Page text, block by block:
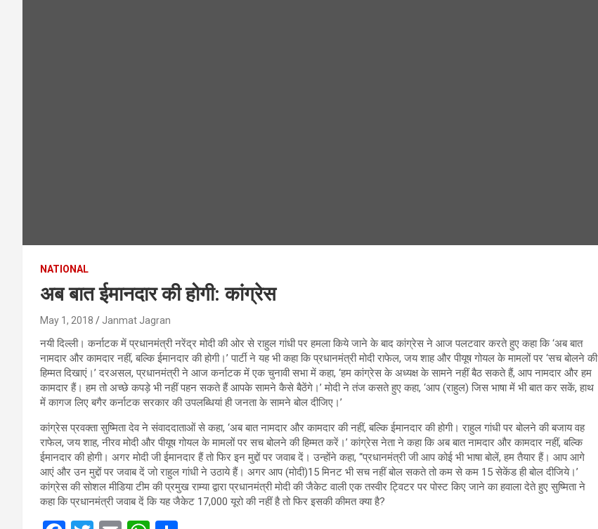
NATIONAL
अब बात ईमानदार की होगी: कांग्रेस
May 1, 2018 Janmat Jagran
नयी दिल्ली। कर्नाटक में प्रधानमंत्री नरेंद्र मोदी की ओर से राहुल गांधी पर हमला किये जाने के बाद कांग्रेस ने आज पलटवार करते हुए कहा कि ‘अब बात
नामदार और कामदार नहीं, बल्कि ईमानदार की होगी।’ पार्टी ने यह भी कहा कि प्रधानमंत्री मोदी राफेल, जय शाह और पीयूष गोयल के मामलों पर ‘सच बोलने की
हिम्मत दिखाएं।’ दरअसल, प्रधानमंत्री ने आज कर्नाटक में एक चुनावी सभा में कहा, ‘हम कांग्रेस के अध्यक्ष के सामने नहीं बैठ सकते हैं, आप नामदार और हम
कामदार हैं। हम तो अच्छे कपड़े भी नहीं पहन सकते हैं आपके सामने कैसे बैठेंगे।’ मोदी ने तंज कसते हुए कहा, ‘आप (राहुल) जिस भाषा में भी बात कर सकें, हाथ
में कागज लिए बगैर कर्नाटक सरकार की उपलब्धियां ही जनता के सामने बोल दीजिए।’
कांग्रेस प्रवक्ता सुष्मिता देव ने संवाददाताओं से कहा, ‘अब बात नामदार और कामदार की नहीं, बल्कि ईमानदार की होगी। राहुल गांधी पर बोलने की बजाय वह
राफेल, जय शाह, नीरव मोदी और पीयूष गोयल के मामलों पर सच बोलने की हिम्मत करें।’ कांग्रेस नेता ने कहा कि अब बात नामदार और कामदार नहीं, बल्कि
ईमानदार की होगी। अगर मोदी जी ईमानदार हैं तो फिर इन मुद्दों पर जवाब दें। उन्होंने कहा, “प्रधानमंत्री जी आप कोई भी भाषा बोलें, हम तैयार हैं। आप आगे
आएं और उन मुद्दों पर जवाब दें जो राहुल गांधी ने उठाये हैं। अगर आप (मोदी)15 मिनट भी सच नहीं बोल सकते तो कम से कम 15 सेकेंड ही बोल दीजिये।’
कांग्रेस की सोशल मीडिया टीम की प्रमुख राम्या द्वारा प्रधानमंत्री मोदी की जैकेट वाली एक तस्वीर ट्विटर पर पोस्ट किए जाने का हवाला देते हुए सुष्मिता ने
कहा कि प्रधानमंत्री जवाब दें कि यह जैकेट 17,000 यूरो की नहीं है तो फिर इसकी कीमत क्या है?